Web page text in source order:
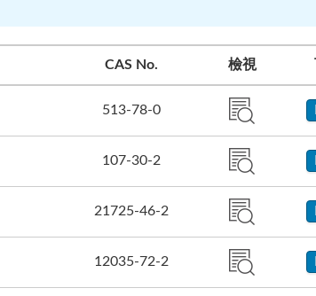
CAS No. 檢視
513-78-0
107-30-2
21725-46-2
12035-72-2